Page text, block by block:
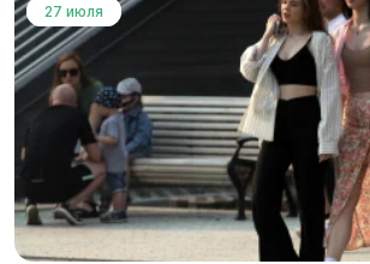
27 июля